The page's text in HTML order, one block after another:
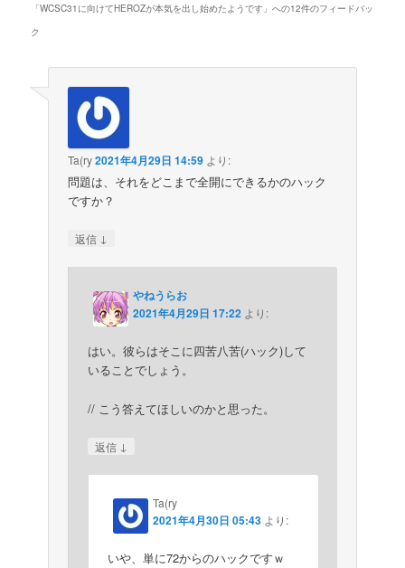
「WCSC31に向けてHEROZが本気を出し始めたようです 」への12件のフィードバッ
ク
Ta(ry2021年4月29日 14:59 より:
問題は、それをどこまで全開にできるかのハック
ですか？
返信 ↓
やねうらお
2021年4月29日 17:22 より:
はい。彼らはそこに四苦八苦(ハック)して
いることでしょう。
// こう答えてほしいのかと思った。
返信 ↓
Ta(ry
2021年4月30日 05:43 より:
いや、単に72からのハックですｗ